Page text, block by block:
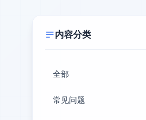
内容分类
全部
常见问题